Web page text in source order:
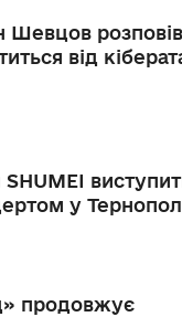
Шевцов
від
у
продовжує